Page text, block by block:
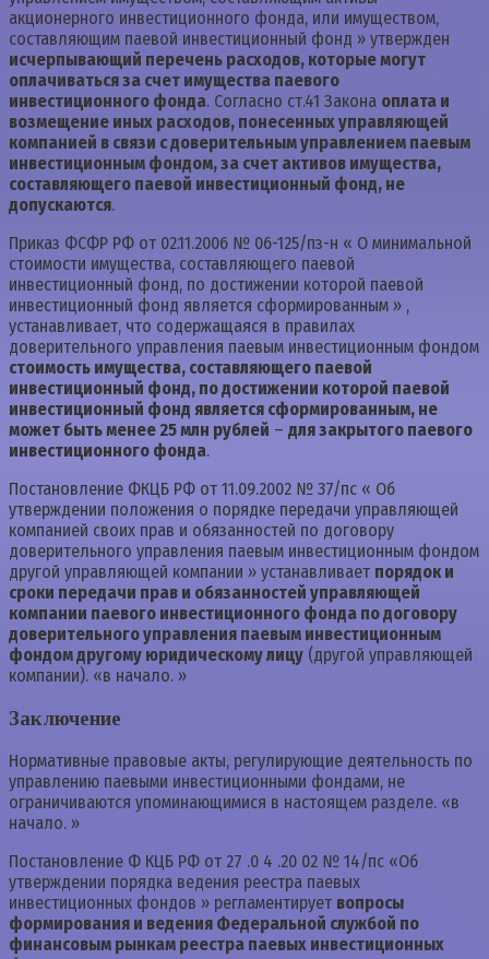
акционерного инвестиционного фонда, или имуществом,
составляющим паевой инвестиционный фонд » утвержден
исчерпывающий перечень расходов, которые могут
оплачиваться за счет имущества паевого
инвестиционного фонда. Согласно ст.41 Закона оплата и
возмещение иных расходов, понесенных управляющей
компанией в связи с доверительным управлением паевым
инвестиционным фондом, за счет активов имущества,
составляющего паевой инвестиционный фонд, не
допускаются.
Приказ ФСФР РФ от 02.11.2006 № 06-125/пз-н « О минимальной
стоимости имущества, составляющего паевой
инвестиционный фонд, по достижении которой паевой
инвестиционный фонд является сформированным » ,
устанавливает, что содержащаяся в правилах
доверительного управления паевым инвестиционным фондом
стоимость имущества, составляющего паевой
инвестиционный фонд, по достижении которой паевой
инвестиционный фонд является сформированным, не
может быть менее 25 млн рублей – для закрытого паевого
инвестиционного фонда.
Постановление ФКЦБ РФ от 11.09.2002 № 37/пс « Об
утверждении положения о порядке передачи управляющей
компанией своих прав и обязанностей по договору
доверительного управления паевым инвестиционным фондом
другой управляющей компании » устанавливает порядок и
сроки передачи прав и обязанностей управляющей
компании паевого инвестиционного фонда по договору
доверительного управления паевым инвестиционным
фондом другому юридическому лицу (другой управляющей
компании). «в начало. »
Заключение
Нормативные правовые акты, регулирующие деятельность по
управлению паевыми инвестиционными фондами, не
ограничиваются упоминающимися в настоящем разделе. «в
начало. »
Постановление Ф КЦБ РФ от 27 .0 4 .20 02 № 14/пс «Об
утверждении порядка ведения реестра паевых
инвестиционных фондов » регламентирует вопросы
формирования и ведения Федеральной службой по
финансовым рынкам реестра паевых инвестиционных